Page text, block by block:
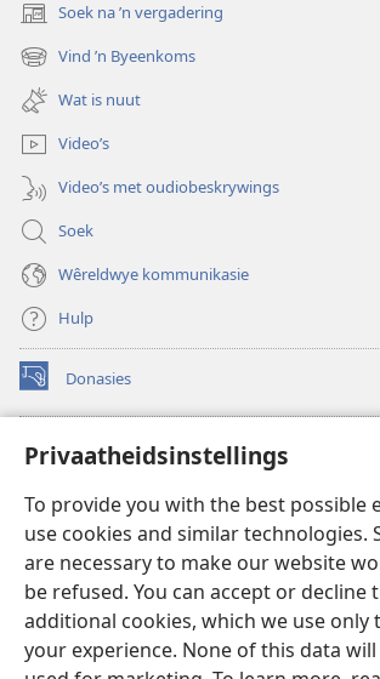
Privaatheidsinstellings
To provide you with the best possible
use cookies and similar technologies.
are necessary to make our website
be refused. You can accept or decline
additional cookies, which we use only
your experience. None of this data
Soek na ’n vergadering
(maak
nuwe
venster
oop)
Vind ’n Byeenkoms
(maak
nuwe
venster
oop)
Wat is nuut
Video’s
Video’s met oudiobeskrywings
Soek
Wêreldwye kommunikasie
Hulp
Donasies
(maak
nuwe
oop)
Wagtoring – AANLYN BIBLIOTEEK
(maak
venster
oop)
JW Hub
(maak
nuwe
venster
oop)
JW Library
Watchtower Library